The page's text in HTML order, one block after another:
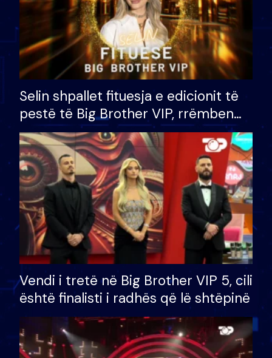
Selin shpallet fituesja e edicionit të
pestë të Big Brother VIP, rrëmben
çmimin e madh prej 100 mijë eurosh
Vendi i tretë në Big Brother VIP 5, cili
është finalisti i radhës që lë shtëpinë